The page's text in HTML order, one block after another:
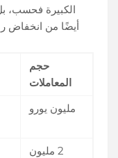
الكبيرة فحسب،
أيضًا من انخفاض
حجم
المعاملات
مليون يورو
2 مليون